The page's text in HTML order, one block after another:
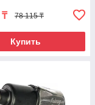
₸ 78 115 ₸
Купить